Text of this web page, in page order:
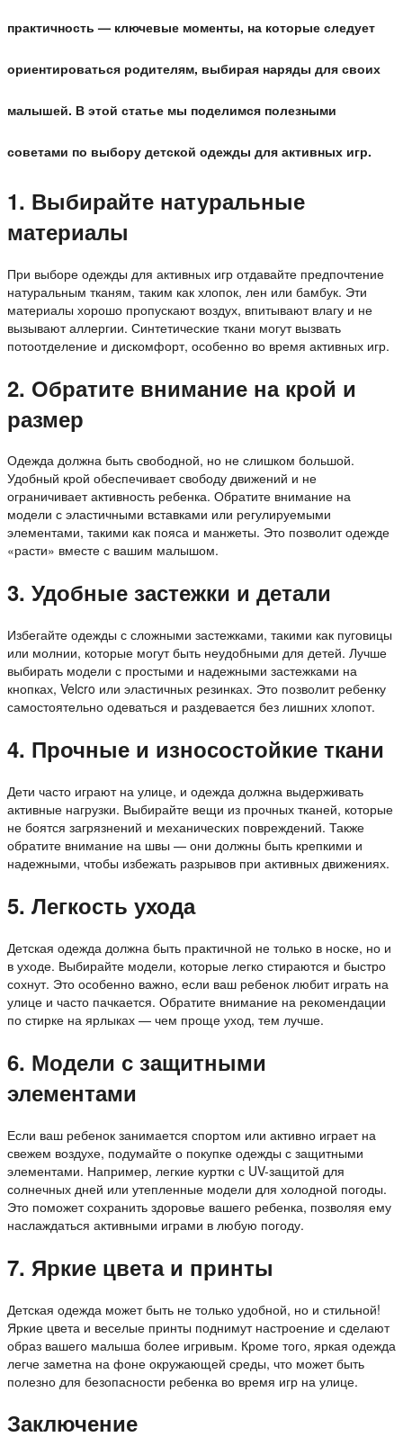
практичность — ключевые моменты, на которые следует
ориентироваться родителям, выбирая наряды для своих
малышей. В этой статье мы поделимся полезными
советами по выбору детской одежды для активных игр.
1. Выбирайте натуральные
материалы
При выборе одежды для активных игр отдавайте предпочтение
натуральным тканям, таким как хлопок, лен или бамбук. Эти
материалы хорошо пропускают воздух, впитывают влагу и не
вызывают аллергии. Синтетические ткани могут вызвать
потоотделение и дискомфорт, особенно во время активных игр.
2. Обратите внимание на крой и
размер
Одежда должна быть свободной, но не слишком большой.
Удобный крой обеспечивает свободу движений и не
ограничивает активность ребенка. Обратите внимание на
модели с эластичными вставками или регулируемыми
элементами, такими как пояса и манжеты. Это позволит одежде
«расти» вместе с вашим малышом.
3. Удобные застежки и детали
Избегайте одежды с сложными застежками, такими как пуговицы
или молнии, которые могут быть неудобными для детей. Лучше
выбирать модели с простыми и надежными застежками на
кнопках, Velcro или эластичных резинках. Это позволит ребенку
самостоятельно одеваться и раздевается без лишних хлопот.
4. Прочные и износостойкие ткани
Дети часто играют на улице, и одежда должна выдерживать
активные нагрузки. Выбирайте вещи из прочных тканей, которые
не боятся загрязнений и механических повреждений. Также
обратите внимание на швы — они должны быть крепкими и
надежными, чтобы избежать разрывов при активных движениях.
5. Легкость ухода
Детская одежда должна быть практичной не только в носке, но и
в уходе. Выбирайте модели, которые легко стираются и быстро
сохнут. Это особенно важно, если ваш ребенок любит играть на
улице и часто пачкается. Обратите внимание на рекомендации
по стирке на ярлыках — чем проще уход, тем лучше.
6. Модели с защитными
элементами
Если ваш ребенок занимается спортом или активно играет на
свежем воздухе, подумайте о покупке одежды с защитными
элементами. Например, легкие куртки с UV-защитой для
солнечных дней или утепленные модели для холодной погоды.
Это поможет сохранить здоровье вашего ребенка, позволяя ему
наслаждаться активными играми в любую погоду.
7. Яркие цвета и принты
Детская одежда может быть не только удобной, но и стильной!
Яркие цвета и веселые принты поднимут настроение и сделают
образ вашего малыша более игривым. Кроме того, яркая одежда
легче заметна на фоне окружающей среды, что может быть
полезно для безопасности ребенка во время игр на улице.
Заключение